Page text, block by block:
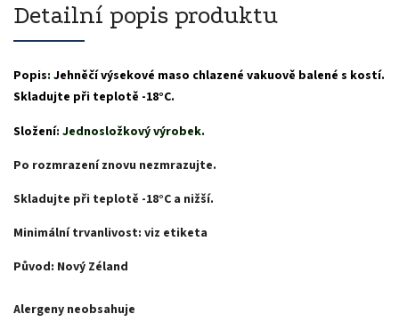
Detailní popis produktu
Popis: Jehněčí výsekové maso chlazené vakuově balené s kostí.
Skladujte při teplotě -18°C.
Složení: Jednosložkový výrobek.
Po rozmrazení znovu nezmrazujte.
Skladujte při teplotě -18°C a nižší.
Minimální trvanlivost: viz etiketa
Původ: Nový Zéland
Alergeny neobsahuje